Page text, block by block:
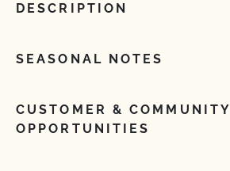
DESCRIPTION
SEASONAL NOTES
CUSTOMER & COMMUNITY
OPPORTUNITIES